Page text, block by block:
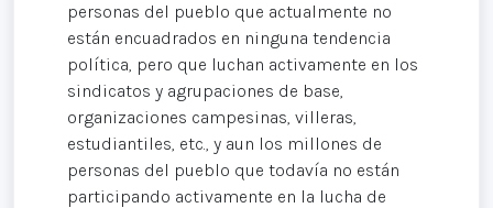
personas del pueblo que actualmente no
están encuadrados en ninguna tendencia
política, pero que luchan activamente en los
sindicatos y agrupaciones de base,
organizaciones campesinas, villeras,
estudiantiles, etc., y aun los millones de
personas del pueblo que todavía no están
participando activamente en la lucha de